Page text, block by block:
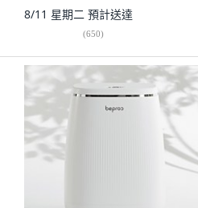
8/11 星期二 預計送達
(650)